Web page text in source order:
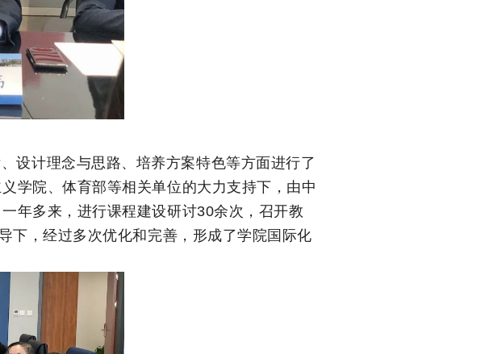
设计理念与思路、培养方案特色等方面进行了
学院、体育部等相关单位的大力支持下，由中
年多来，进行课程建设研讨30余次，召开教
下，经过多次优化和完善，形成了学院国际化